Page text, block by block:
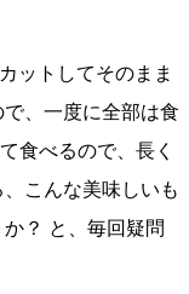
ットしてそのまま
、一度に全部は食
食べるので、長く
こんな美味しいも
？ と、毎回疑問